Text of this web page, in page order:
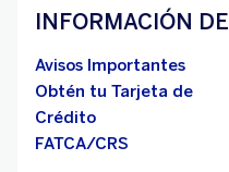
INFORMACIÓN
Avisos Importantes
Obtén tu Tarjeta de
Crédito
FATCA/CRS